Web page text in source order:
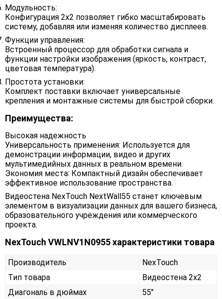
Модульность:
Конфигурация 2x2 позволяет гибко масштабировать
систему, добавляя или изменяя количество дисплеев.
Функции управления:
Встроенный процессор для обработки сигнала и
функции настройки изображения (яркость, контраст,
цветовая температура).
Простота установки:
Комплект поставки включает универсальные
крепления и монтажные системы для быстрой сборки.
Преимущества:
Высокая надежность
Универсальность применения: Используется для
демонстрации информации, видео и других
мультимедийных данных в реальном времени.
Экономия места: Компактный дизайн обеспечивает
эффективное использование пространства.
Видеостена NexTouch NextWall55 станет ключевым
элементом в визуализации данных для вашего бизнеса,
образовательного учреждения или коммерческого
проекта.
NexTouch VWLNV1N0955 характеристики товара
Производитель
NexTouch
Тип товара
Видеостена 2х2
Диагональ в дюймах
55"